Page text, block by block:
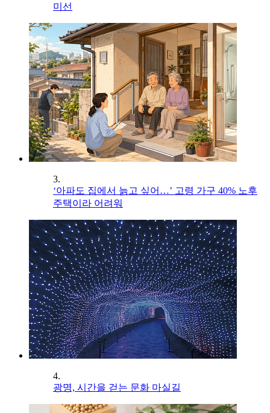
미선
3.
‘아파도 집에서 늙고 싶어…’ 고령 가구 40% 노후
주택이라 어려워
4.
광명, 시간을 걷는 문화 마실길